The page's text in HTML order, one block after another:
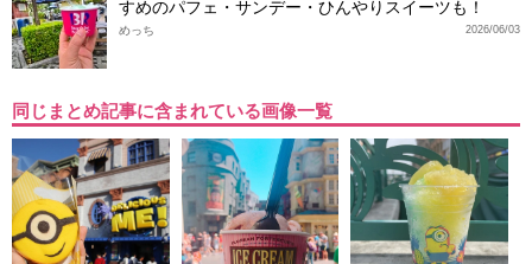
すめのパフェ・サンデー・ひんやりスイーツも！
2026/06/03
めっち
同じまとめ記事に含まれている画像一覧